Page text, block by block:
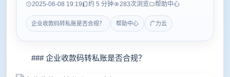
2025-06-08 19:19 约 5 分钟 283次浏览 帮助中心
企业收款码转私账是否合规？ 帮助中心 广力云
### 企业收款码转私账是否合规？